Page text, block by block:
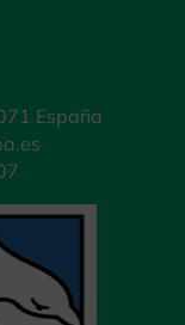
España